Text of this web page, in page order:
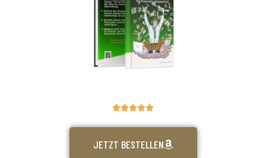

JETZT BESTELLEN